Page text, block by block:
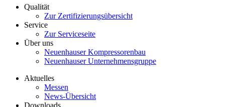
Qualität
Zur Zertifizierungsübersicht
Service
Zur Serviceseite
Über uns
Neuenhauser Kompressorenbau
Neuenhauser Unternehmensgruppe
Aktuelles
Messen
News-Übersicht